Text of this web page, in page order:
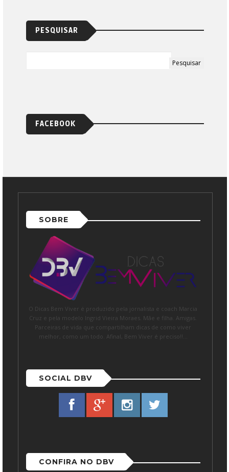
PESQUISAR
FACEBOOK
SOBRE
O Dicas Bem Viver é produzido pela jornalista e coach Marcia
Cruz e pela modelo Ingrid Vieira Moraes. Mãe e filha. Amigas.
Parceiras de vida que compartilham dicas de como viver
melhor, como um todo. Afinal, Bem Viver é preciso!!...
SOCIAL DBV
CONFIRA NO DBV